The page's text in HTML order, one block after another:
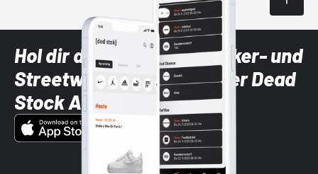
Hol dir die neuesten Sneaker- und
Streetwear-Brands mit der Dead
Stock App